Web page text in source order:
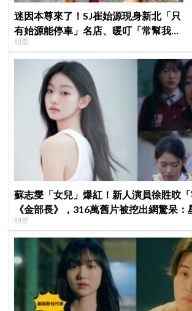
迷因本尊來了！SJ崔始源現身新北「只
有始源能停車」名店、暖叮「常幫我換
照片」，店家尖叫合照網笑翻：這輩子
不能脫粉了
明星
蘇志燮「女兒」爆紅！新人演員徐貹旼
《金部長》，316萬舊片被挖出網驚呆：
明星